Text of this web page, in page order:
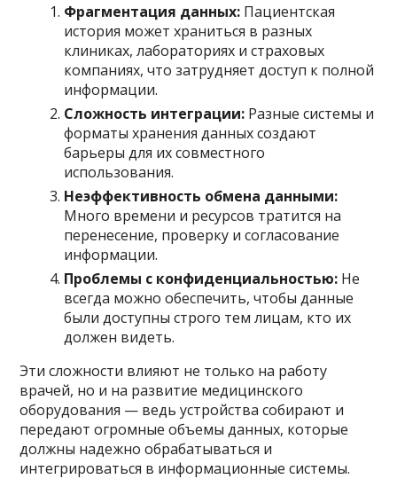
Фрагментация данных: Пациентская
история может храниться в разных
клиниках, лабораториях и страховых
компаниях, что затрудняет доступ к полной
информации.
Сложность интеграции: Разные системы и
форматы хранения данных создают
барьеры для их совместного
использования.
Неэффективность обмена данными:
Много времени и ресурсов тратится на
перенесение, проверку и согласование
информации.
Проблемы с конфиденциальностью: Не
всегда можно обеспечить, чтобы данные
были доступны строго тем лицам, кто их
должен видеть.
Эти сложности влияют не только на работу
врачей, но и на развитие медицинского
оборудования — ведь устройства собирают и
передают огромные объемы данных, которые
должны надежно обрабатываться и
интегрироваться в информационные системы.